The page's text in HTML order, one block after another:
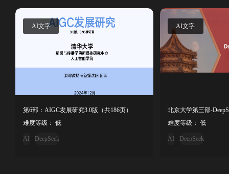
AI文字
第6部：AIGC发展研究3.0版（共186页）
难度等级： 低
AI DeepSeek
AI文字
难度等级： 低
AI DeepSeek